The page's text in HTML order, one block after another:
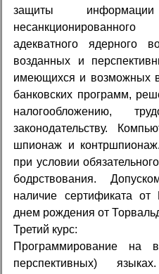
защиты
несанкционированного
адекватного ядерного
возданных и
имеющихся и возможных
банковских программ,
налогообложению,
законодательству.
шпионаж и
при условии
бодрствования.
наличие сертификата
днем рождения от
Третий курс:
Программирование на
перспективных)